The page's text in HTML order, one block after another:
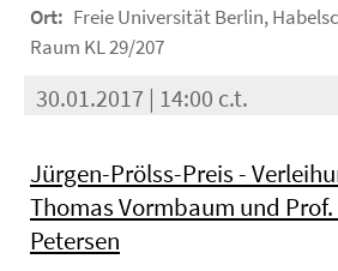
Ort: Freie Universität Berlin,
Raum KL 29/207
30.01.2017 | 14:00 c.t.
Jürgen-Prölss-Preis -
Thomas Vormbaum und Prof.
Petersen